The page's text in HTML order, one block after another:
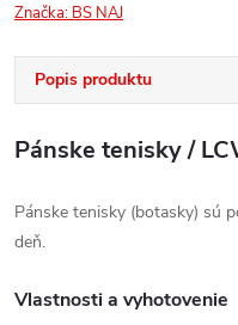
Značka: BS NAJ
Popis produktu
Pánske tenisky /
Pánske tenisky (botasky) sú
deň.
Vlastnosti a vyhotovenie